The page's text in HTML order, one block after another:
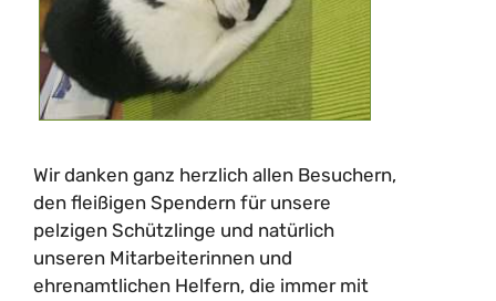
Wir danken ganz herzlich allen Besuchern,
den fleißigen Spendern für unsere
pelzigen Schützlinge und natürlich
unseren Mitarbeiterinnen und
ehrenamtlichen Helfern, die immer mit